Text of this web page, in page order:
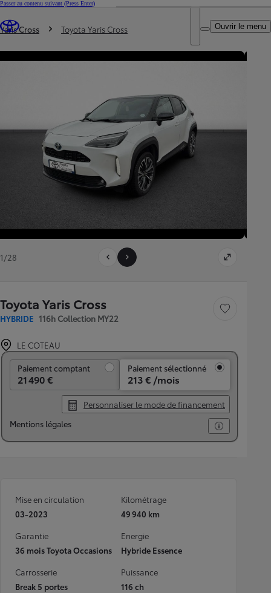
Passer au contenu suivant (Press Enter)
Trouvez un partenaire Toyota
DEALER NAME
Ouvrir le menu
Vous êtes ici
Yaris Cross Toyota Yaris Cross
1/28
Toyota Yaris Cross
HYBRIDE 116h Collection MY22
Sauvegarder le
LE COTEAU
Paiement comptant
21 490 €
Paiement sélectionné
213 € /mois
Personnaliser le mode de financement
Mentions légales
Mise en circulation
03-2023
Kilométrage
49 940 km
Garantie
36 mois Toyota Occasions
Energie
Hybride Essence
Carrosserie
Break 5 portes
Puissance
116 ch